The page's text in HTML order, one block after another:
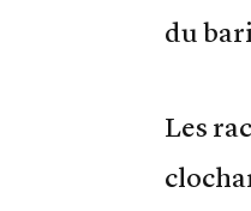
du
Les